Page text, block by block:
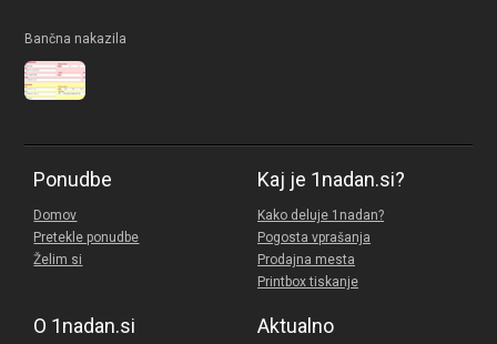
Bančna nakazila
Ponudbe
Domov
Pretekle ponudbe
Želim si
Kaj je 1nadan.si?
Kako deluje 1nadan?
Pogosta vprašanja
Prodajna mesta
Printbox tiskanje
O 1nadan.si Aktualno